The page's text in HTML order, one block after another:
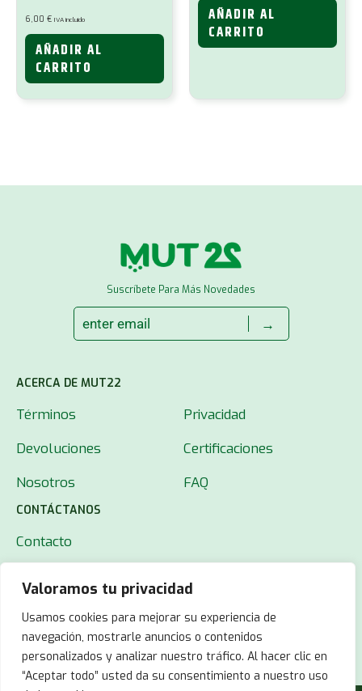
Valoramos tu privacidad
Usamos cookies para mejorar su experiencia de
navegación, mostrarle anuncios o contenidos
personalizados y analizar nuestro tráfico. Al hacer clic en
“Aceptar todo” usted da su consentimiento a nuestro uso
6,00 € IVA incluido
AÑADIR AL
CARRITO
AÑADIR AL
CARRITO
Suscríbete Para Más Novedades
→
ACERCA DE MUT22
Términos
Privacidad
Devoluciones
Certificaciones
Nosotros
FAQ
CONTÁCTANOS
Contacto